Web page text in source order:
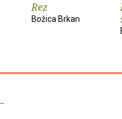
Rez
Božica Brkan